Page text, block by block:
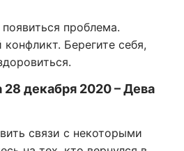
проблема.
Берегите себя,
28 декабря 2020 – Дева
связи с некоторыми